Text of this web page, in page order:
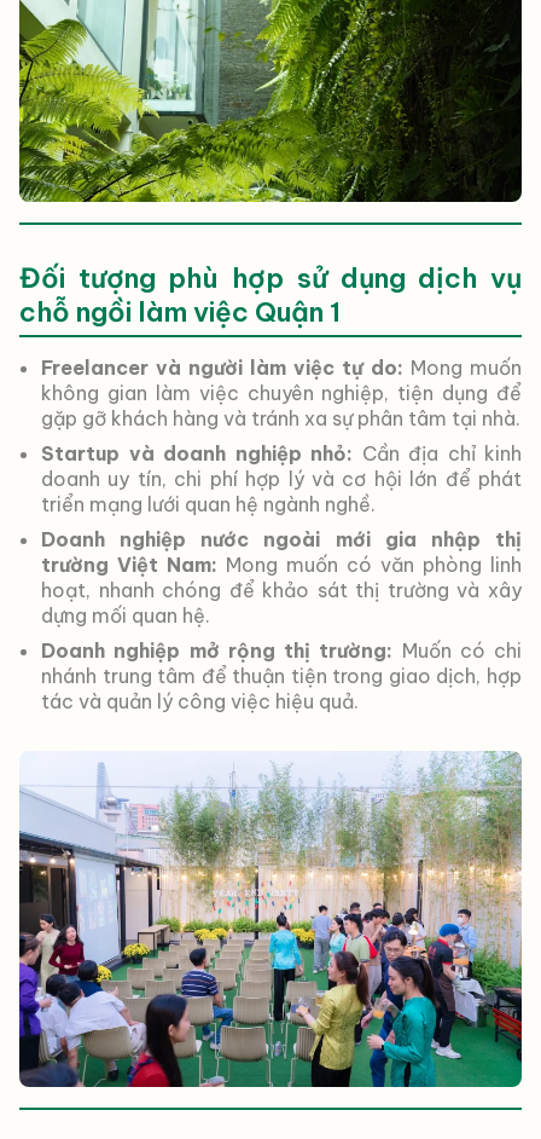
Đối tượng phù hợp sử dụng dịch vụ
chỗ ngồi làm việc Quận 1
Freelancer và người làm việc tự do: Mong muốn
không gian làm việc chuyên nghiệp, tiện dụng để
gặp gỡ khách hàng và tránh xa sự phân tâm tại nhà.
Startup và doanh nghiệp nhỏ: Cần địa chỉ kinh
doanh uy tín, chi phí hợp lý và cơ hội lớn để phát
triển mạng lưới quan hệ ngành nghề.
Doanh nghiệp nước ngoài mới gia nhập thị
trường Việt Nam: Mong muốn có văn phòng linh
hoạt, nhanh chóng để khảo sát thị trường và xây
dựng mối quan hệ.
Doanh nghiệp mở rộng thị trường: Muốn có chi
nhánh trung tâm để thuận tiện trong giao dịch, hợp
tác và quản lý công việc hiệu quả.